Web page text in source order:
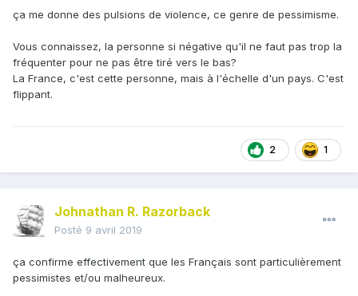
ça me donne des pulsions de violence, ce genre de pessimisme.
Vous connaissez, la personne si négative qu'il ne faut pas trop la
fréquenter pour ne pas être tiré vers le bas?
La France, c'est cette personne, mais à l'échelle d'un pays. C'est
flippant.
2 1
Johnathan R. Razorback
Posté 9 avril 2019
ça confirme effectivement que les Français sont particulièrement
pessimistes et/ou malheureux.